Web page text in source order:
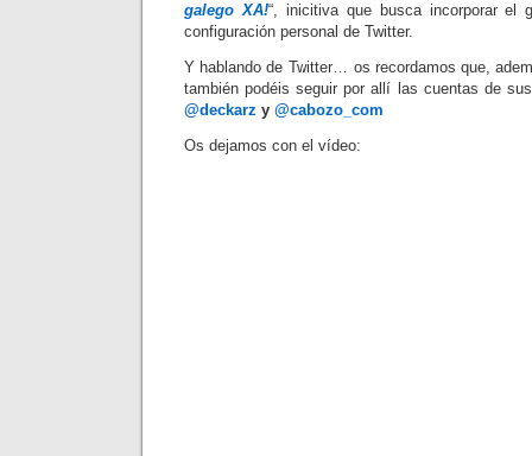
galego XA!“, inicitiva que busca incorporar el
configuración personal de Twitter.
Y hablando de Twitter… os recordamos que,
también podéis seguir por allí las cuentas de
@deckarz y @cabozo_com
Os dejamos con el vídeo: